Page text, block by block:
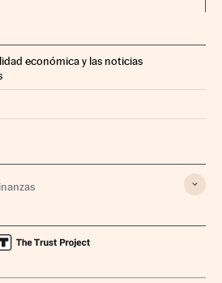
económica y las noticias
Cinco Días en Facebook
Cinco Días en Twitter